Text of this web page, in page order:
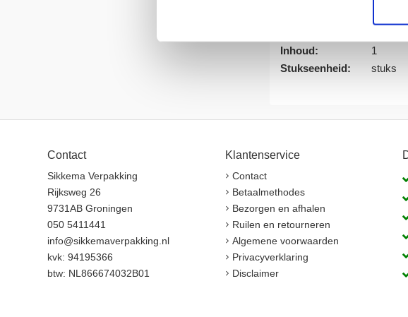
Inhoud:
1
Stukseenheid:
stuks
Contact
Sikkema Verpakking
Rijksweg 26
9731AB Groningen
050 5411441
info@sikkemaverpakking.nl
kvk: 94195366
btw: NL866674032B01
Klantenservice
Contact
Betaalmethodes
Bezorgen en afhalen
Ruilen en retourneren
Algemene voorwaarden
Privacyverklaring
Disclaimer